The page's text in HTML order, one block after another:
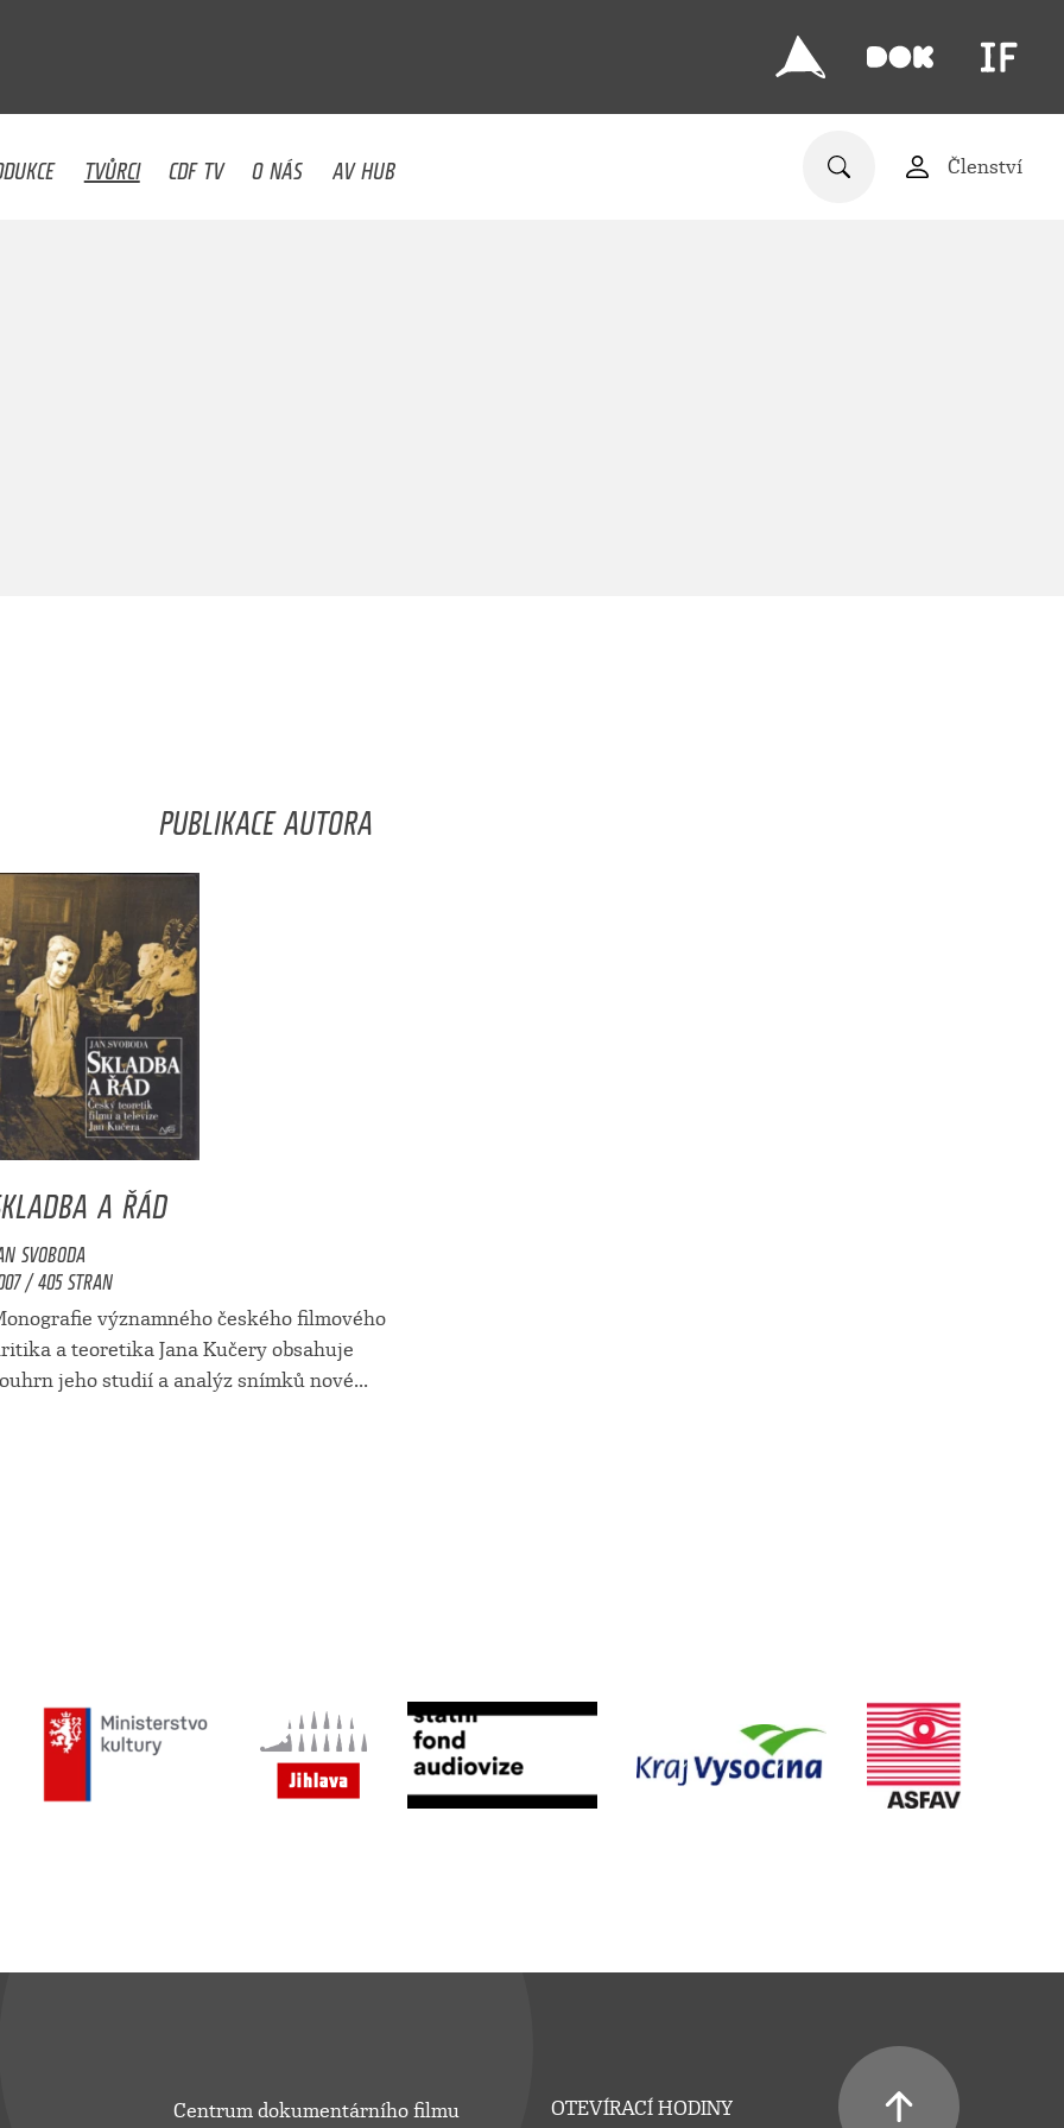
TVŮRCI CDF TV O NÁS AV HUB Členství
PUBLIKACE AUTORA
A ŘÁD
SVOBODA
/ 405 STRAN
významného českého filmového
a teoretika Jana Kučery obsahuje
jeho studií a analýz snímků nové...
Centrum dokumentárního filmu
OTEVÍRACÍ HODINY